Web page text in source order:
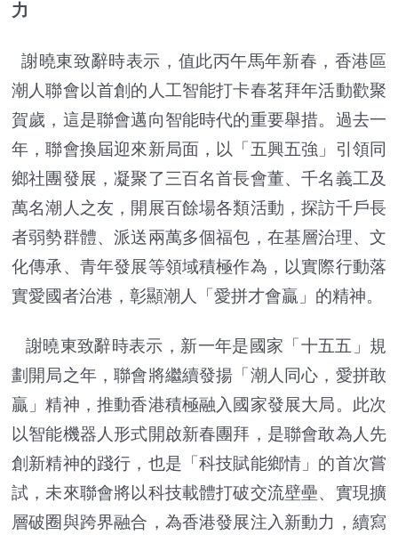
力
謝曉東致辭時表示，值此丙午馬年新春，香港區
潮人聯會以首創的人工智能打卡春茗拜年活動歡聚
賀歲，這是聯會邁向智能時代的重要舉措。過去一
年，聯會換屆迎來新局面，以「五興五強」引領同
鄉社團發展，凝聚了三百名首長會董、千名義工及
萬名潮人之友，開展百餘場各類活動，探訪千戶長
者弱勢群體、派送兩萬多個福包，在基層治理、文
化傳承、青年發展等領域積極作為，以實際行動落
實愛國者治港，彰顯潮人「愛拼才會贏」的精神。
謝曉東致辭時表示，新一年是國家「十五五」規
劃開局之年，聯會將繼續發揚「潮人同心，愛拼敢
贏」精神，推動香港積極融入國家發展大局。此次
以智能機器人形式開啟新春團拜，是聯會敢為人先
創新精神的踐行，也是「科技賦能鄉情」的首次嘗
試，未來聯會將以科技載體打破交流壁壘、實現擴
層破圈與跨界融合，為香港發展注入新動力，續寫